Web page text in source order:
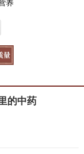
的中药